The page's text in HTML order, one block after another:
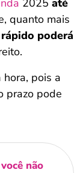
2025 até
quanto mais
poderá
pois a
prazo pode
não